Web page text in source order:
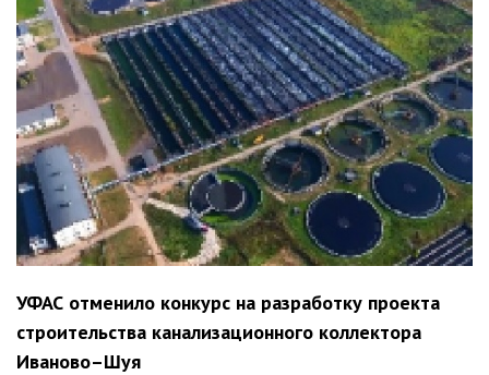
УФАС отменило конкурс на разработку проекта
строительства канализационного коллектора
Иваново–Шуя